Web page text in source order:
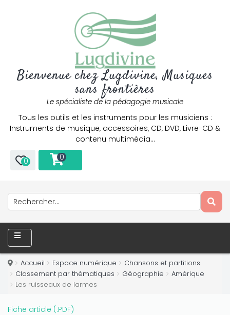
Bienvenue chez Lugdivine, Musiques
sans frontières
Le spécialiste de la pédagogie musicale
Tous les outils et les instruments pour les musiciens :
Instruments de musique, accessoires, CD, DVD, Livre-CD &
contenu multimédia…
0 0
Accueil Espace numérique
Chansons et partitions
Classement par thématiques
Géographie
Amérique
Les ruisseaux de larmes
Fiche article (.PDF)